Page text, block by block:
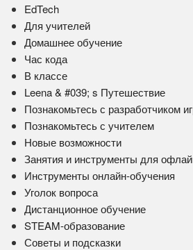
EdTech
Для учителей
Домашнее обучение
Час кода
В классе
Leena & #039; s Путешествие
Познакомьтесь с разработчиком
Познакомьтесь с учителем
Новые возможности
Занятия и инструменты для
Инструменты онлайн-обучения
Уголок вопроса
Дистанционное обучение
STEAM-образование
Советы и подсказки